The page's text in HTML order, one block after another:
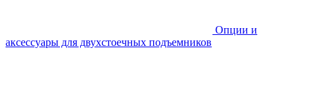
Опции и
аксессуары для двухстоечных подъемников